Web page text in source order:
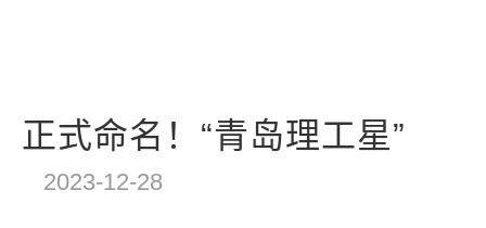
正式命名！“青岛理工星”
2023-12-28